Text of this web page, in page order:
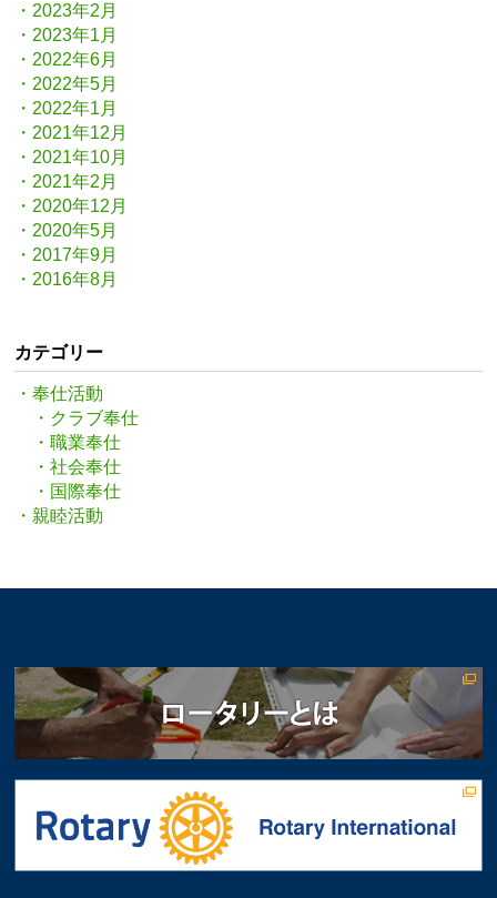
2023年2月
2023年1月
2022年6月
2022年5月
2022年1月
2021年12月
2021年10月
2021年2月
2020年12月
2020年5月
2017年9月
2016年8月
カテゴリー
・奉仕活動
・クラブ奉仕
・職業奉仕
・社会奉仕
・国際奉仕
・親睦活動